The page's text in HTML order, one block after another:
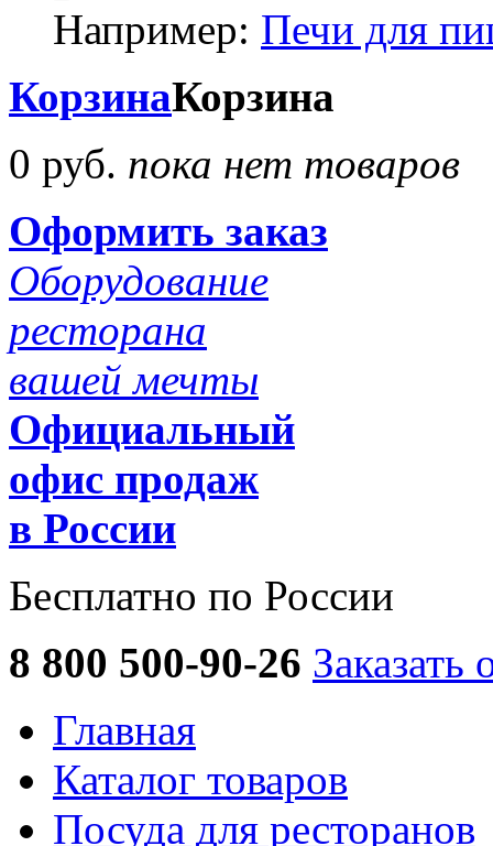
Например: Печи для
КорзинаКорзина
0 руб. пока нет товаров
Оформить заказ
Оборудование
ресторана
вашей мечты
Официальный
офис продаж
в России
Бесплатно по России
8 800 500-90-26 Заказать
Главная
Каталог товаров
Посуда для ресторанов